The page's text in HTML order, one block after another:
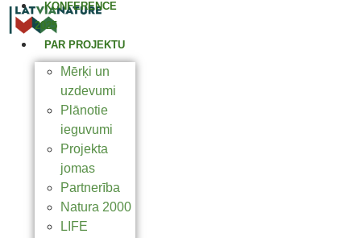
KONFERENCE
2025
PAR PROJEKTU
Mērķi un
uzdevumi
Plānotie
ieguvumi
Projekta
jomas
Partnerība
Natura 2000
LIFE